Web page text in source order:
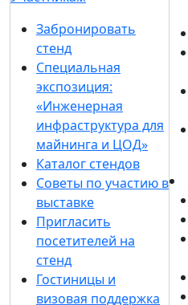
Забронировать
стенд
Специальная
экспозиция:
«Инженерная
инфраструктура для
майнинга и ЦОД»
Каталог стендов
Советы по участию в
выставке
Пригласить
посетителей на
стенд
Гостиницы и
визовая поддержка